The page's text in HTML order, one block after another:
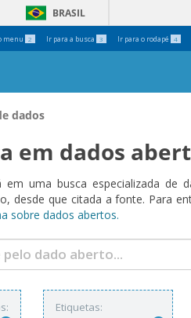
menu 2 Ir para a busca 3 Ir para o rodapé 4
BRASIL
Ferramentas
Pessoais
dados
em dados
em uma busca especializada de
desde que citada a fonte. Para
sobre dados abertos.
Etiquetas: